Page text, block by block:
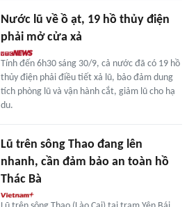
Nước lũ về ồ ạt, 19 hồ thủy điện
phải mở cửa xả
Tính đến 6h30 sáng 30/9, cả nước đã có 19 hồ
thủy điện phải điều tiết xả lũ, bảo đảm dung
tích phòng lũ và vận hành cắt, giảm lũ cho hạ
du.
Lũ trên sông Thao đang lên
nhanh, cần đảm bảo an toàn hồ
Thác Bà